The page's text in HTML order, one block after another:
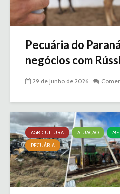
Pecuária do
negócios com
29 de junho de 2026
AGRICULTURA ATUAÇÃO
PECUÁRIA